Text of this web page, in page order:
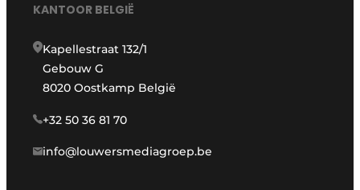
KANTOOR BELGIË
Kapellestraat 132/1
Gebouw G
8020 Oostkamp België
+32 50 36 81 70
info@louwersmediagroep.be